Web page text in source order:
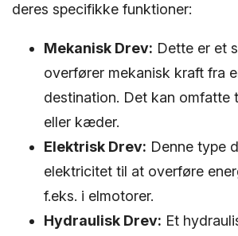
deres specifikke funktioner:
Mekanisk Drev: Dette er et
overfører mekanisk kraft fra
destination. Det kan omfatte
eller kæder.
Elektrisk Drev: Denne type
elektricitet til at overføre
f.eks. i elmotorer.
Hydraulisk Drev: Et